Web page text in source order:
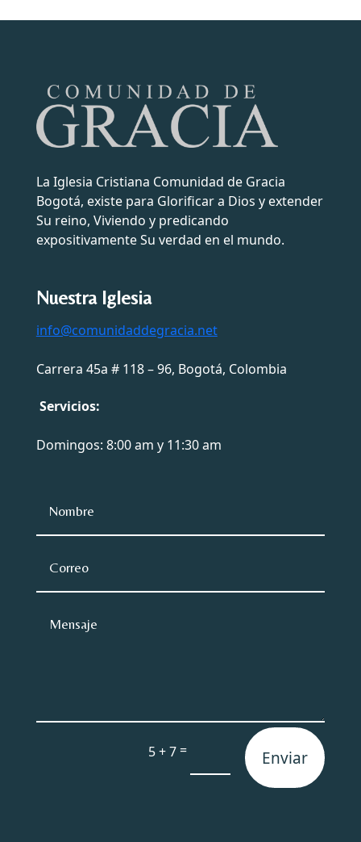
La Iglesia Cristiana Comunidad de Gracia
Bogotá, existe para Glorificar a Dios y extender
Su reino, Viviendo y predicando
expositivamente Su verdad en el mundo.
Nuestra Iglesia
info@comunidaddegracia.net
Carrera 45a # 118 – 96, Bogotá, Colombia
Servicios:
Domingos: 8:00 am y 11:30 am
5 + 7= Enviar